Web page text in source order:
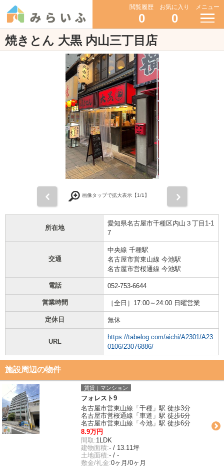
閲覧履歴
0
お気に入り
0
メニュー
焼きとん 大黒 内山三丁目店
画像タップで拡大表示【1/1】
所在地
愛知県名古屋市千種区内山３丁目1-1
7
交通
中央線 千種駅
名古屋市営東山線 今池駅
名古屋市営桜通線 今池駅
電話 052-753-6644
営業時間 ［全日］17:00～24:00 日曜営業
定休日 無休
URL
https://tabelog.com/aichi/A2301/A23
0106/23076886/
施設周辺の物件
賃貸｜マンション
フォレスト9
名古屋市営東山線「千種」駅 徒歩3分
名古屋市営桜通線「車道」駅 徒歩6分
名古屋市営東山線「今池」駅 徒歩6分
8.9万円
間取:1LDK
建物面積:- / 13.11坪
土地面積:- / -
敷金/礼金:0ヶ月/0ヶ月